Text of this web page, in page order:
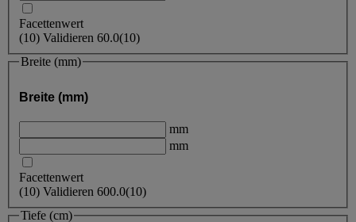
Facettenwert
(10) Validieren 60.0(10)
Breite (mm)
Breite (mm)
mm
mm
Facettenwert
(10) Validieren 600.0(10)
Tiefe (cm)